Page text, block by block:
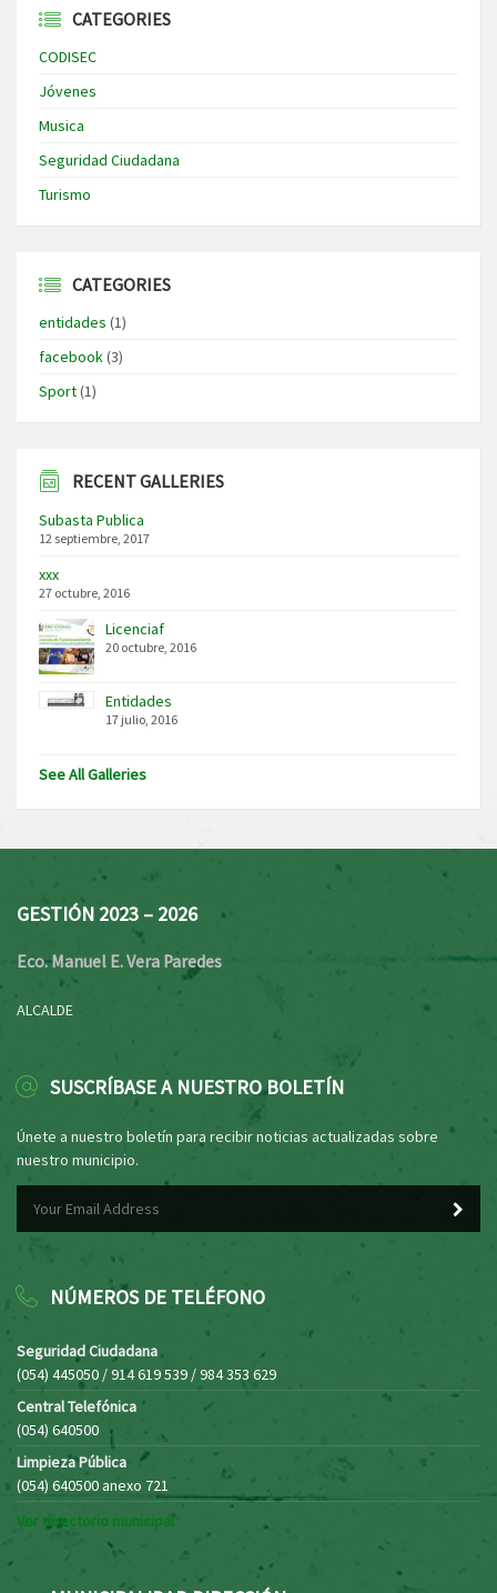
CATEGORIES
CODISEC
Jóvenes
Musica
Seguridad Ciudadana
Turismo
CATEGORIES
entidades (1)
facebook(3)
Sport(1)
RECENT GALLERIES
Subasta Publica
12 septiembre, 2017
xxx
27 octubre, 2016
Licenciaf
20 octubre, 2016
Entidades
17 julio, 2016
See All Galleries
GESTIÓN 2023 – 2026
Eco. Manuel E. Vera Paredes
ALCALDE
SUSCRÍBASE A NUESTRO BOLETÍN
Únete a nuestro boletín para recibir noticias actualizadas sobre
nuestro municipio.
NÚMEROS DE TELÉFONO
Seguridad Ciudadana
(054) 445050 / 914 619 539 / 984 353 629
Central Telefónica
(054) 640500
Limpieza Pública
(054) 640500 anexo 721
Ver directorio municipal